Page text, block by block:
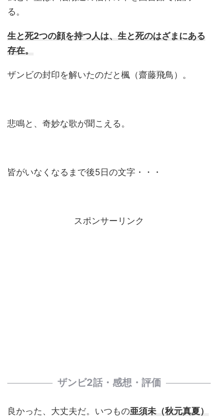
る。
生と死2つの顔を持つ人は、生と死のはざまにある
存在。
ザンビの封印を解いたのだと楓（齋藤飛鳥）。
悲鳴と、奇妙な歌が聞こえる。
皆がいなくなるまで後5日の文字・・・
スポンサーリンク
ザンビ2話・感想・評価
良かった、大丈夫だ。いつもの亜須未（秋元真夏）